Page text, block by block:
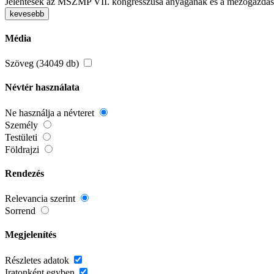
kevesebb
Média
Szöveg (34049 db)
Névtér használata
Ne használja a névteret
Személy
Testületi
Földrajzi
Rendezés
Relevancia szerint
Sorrend
Megjelenítés
Részletes adatok